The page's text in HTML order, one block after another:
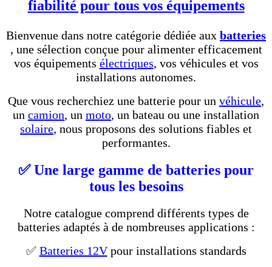
fiabilité pour tous vos équipements
Bienvenue dans notre catégorie dédiée aux batteries
, une sélection conçue pour alimenter efficacement
vos équipements électriques, vos véhicules et vos
installations autonomes.
Que vous recherchiez une batterie pour un véhicule,
un camion, un moto, un bateau ou une installation
solaire, nous proposons des solutions fiables et
performantes.
✅ Une large gamme de batteries pour
tous les besoins
Notre catalogue comprend différents types de
batteries adaptés à de nombreuses applications :
✅ Batteries 12Vpour installations standards